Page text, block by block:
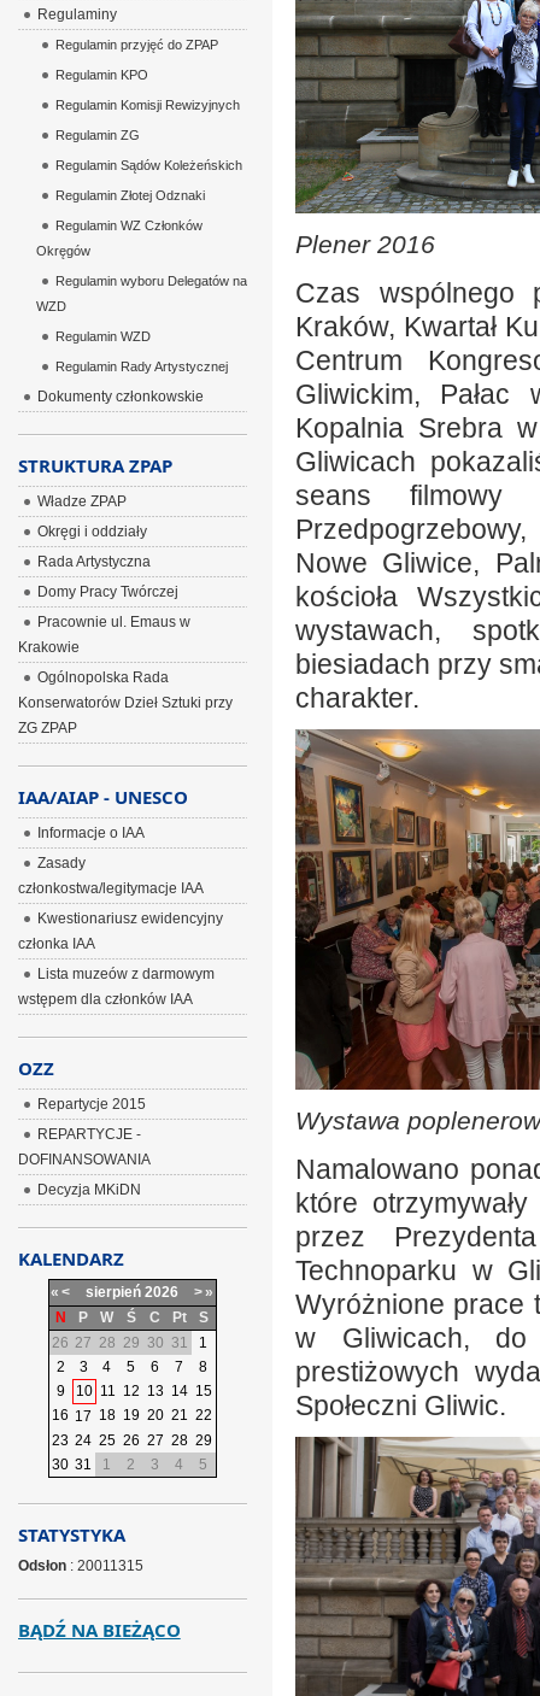
Plener 2016
Czas wspólnego
Kraków, Kwartał
Centrum
Gliwickim, Pałac
Kopalnia Srebra
Gliwicach
seans filmowy
Nowe Gliwice,
kościoła
wystawach,
biesiadach przy
charakter.
Wystawa
Namalowano
które
przez
Technoparku w
Wyróżnione prace
w Gliwicach,
prestiżowych
Społeczni Gliwic.
Regulaminy
Regulamin przyjęć do ZPAP
Regulamin KPO
Regulamin Komisji Rewizyjnych
Regulamin ZG
Regulamin Sądów Koleżeńskich
Regulamin Złotej Odznaki
Regulamin WZ Członków
Okręgów
Regulamin wyboru Delegatów na
WZD
Regulamin WZD
Regulamin Rady Artystycznej
Dokumenty członkowskie
STRUKTURA ZPAP
Władze ZPAP
Okręgi i oddziały
Rada Artystyczna
Domy Pracy Twórczej
Pracownie ul. Emaus w
Krakowie
Ogólnopolska Rada
Konserwatorów Dzieł Sztuki przy
ZG ZPAP
IAA/AIAP - UNESCO
Informacje o IAA
Zasady
członkostwa/legitymacje IAA
Kwestionariusz ewidencyjny
członka IAA
Lista muzeów z darmowym
wstępem dla członków IAA
OZZ
Repartycje 2015
REPARTYCJE -
DOFINANSOWANIA
Decyzja MKiDN
KALENDARZ
« < sierpień 2026 >»
N
P W Ś C Pt
S
26 27 28 29 30 31
1
2
3 4 5 6 7
8
9
10 11 12 13 14 15
16 17 18 19 20 21 22
23 24 25 26 27 28 29
30 31 1 2 3 4 5
STATYSTYKA
Odsłon: 20011315
BĄDŹ NA BIEŻĄCO